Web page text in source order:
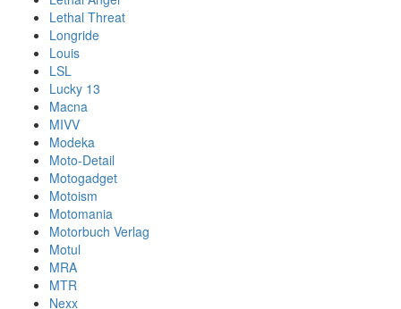
Lethal Threat
Longride
Louis
LSL
Lucky 13
Macna
MIVV
Modeka
Moto-Detail
Motogadget
Motoism
Motomania
Motorbuch Verlag
Motul
MRA
MTR
Nexx